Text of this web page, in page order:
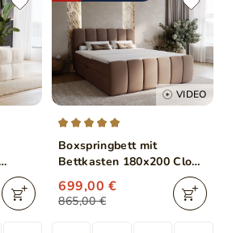
VIDEO
Boxspringbett mit
Bettkasten 180x200 Cloud
Braun
865,00 €
699,00 €